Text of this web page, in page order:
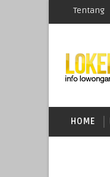
Tentang
HOME